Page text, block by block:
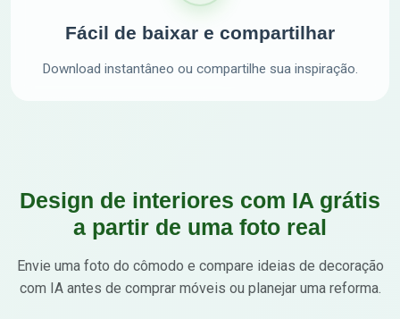
Fácil de baixar e compartilhar
Download instantâneo ou compartilhe sua inspiração.
Design de interiores com IA grátis
a partir de uma foto real
Envie uma foto do cômodo e compare ideias de decoração
com IA antes de comprar móveis ou planejar uma reforma.